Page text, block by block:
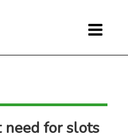
for slots